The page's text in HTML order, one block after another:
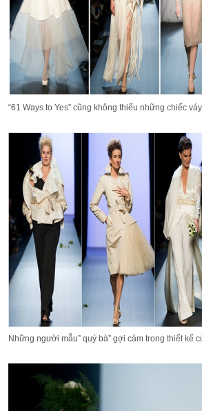
“61 Ways to Yes” cũng không thiếu những chiếc
Những người mẫu” quý bà” gợi cảm trong thiết kế